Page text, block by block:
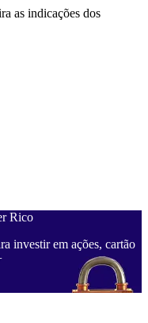
as indicações dos
Rico
investir em ações, cartão